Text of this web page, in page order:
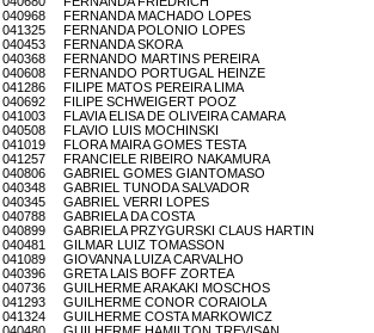
040968 FERNANDA MACHADO LOPES
041325 FERNANDA POLONIO LOPES
040453 FERNANDA SKORA
040368 FERNANDO MARTINS PEREIRA
040608 FERNANDO PORTUGAL HEINZE
041286 FILIPE MATOS PEREIRA LIMA
040692 FILIPE SCHWEIGERT POOZ
041003 FLAVIA ELISA DE OLIVEIRA CAMARA
040508 FLAVIO LUIS MOCHINSKI
041019 FLORA MAIRA GOMES TESTA
041257 FRANCIELE RIBEIRO NAKAMURA
040806 GABRIEL GOMES GIANTOMASO
040348 GABRIEL TUNODA SALVADOR
040345 GABRIEL VERRI LOPES
040788 GABRIELA DA COSTA
040899 GABRIELA PRZYGURSKI CLAUS HARTIN
040481 GILMAR LUIZ TOMASSON
041089 GIOVANNA LUIZA CARVALHO
040396 GRETA LAIS BOFF ZORTEA
040736 GUILHERME ARAKAKI MOSCHOS
041293 GUILHERME CONOR CORAIOLA
041324 GUILHERME COSTA MARKOWICZ